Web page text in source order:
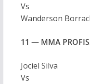
Vs
Wanderson
11 — MMA
Jociel Silva
Vs